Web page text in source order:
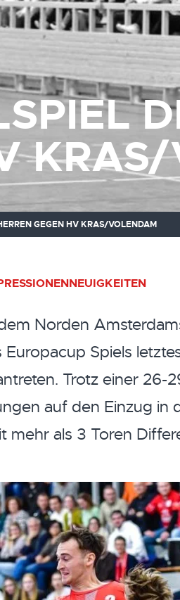
GEGEN HV KRAS/VOLENDAM
NEUIGKEITEN
Norden
Spiels
Trotz einer 26-
auf den Einzug in
mehr als 3 Toren